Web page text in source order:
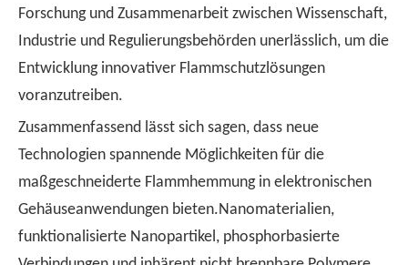
Forschung und Zusammenarbeit zwischen Wissenschaft,
Industrie und Regulierungsbehörden unerlässlich, um die
Entwicklung innovativer Flammschutzlösungen
voranzutreiben.
Zusammenfassend lässt sich sagen, dass neue
Technologien spannende Möglichkeiten für die
maßgeschneiderte Flammhemmung in elektronischen
Gehäuseanwendungen bieten.Nanomaterialien,
funktionalisierte Nanopartikel, phosphorbasierte